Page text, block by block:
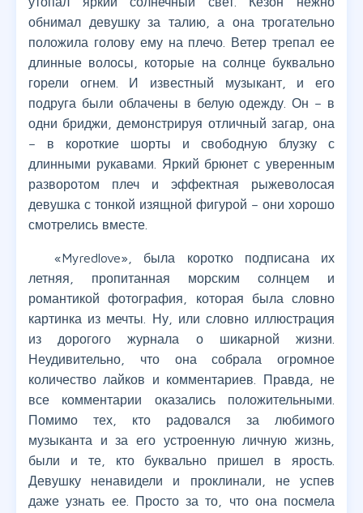
обнимал девушку за талию, а она трогательно
положила голову ему на плечо. Ветер трепал ее
длинные волосы, которые на солнце буквально
горели огнем. И известный музыкант, и его
подруга были облачены в белую одежду. Он – в
одни бриджи, демонстрируя отличный загар, она
– в короткие шорты и свободную блузку с
длинными рукавами. Яркий брюнет с уверенным
разворотом плеч и эффектная рыжеволосая
девушка с тонкой изящной фигурой – они хорошо
смотрелись вместе.
«Myredlove», была коротко подписана их
летняя, пропитанная морским солнцем и
романтикой фотография, которая была словно
картинка из мечты. Ну, или словно иллюстрация
из дорогого журнала о шикарной жизни.
Неудивительно, что она собрала огромное
количество лайков и комментариев. Правда, не
все комментарии оказались положительными.
Помимо тех, кто радовался за любимого
музыканта и за его устроенную личную жизнь,
были и те, кто буквально пришел в ярость.
Девушку ненавидели и проклинали, не успев
даже узнать ее. Просто за то, что она посмела